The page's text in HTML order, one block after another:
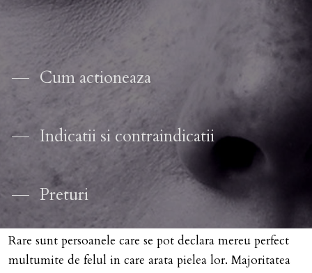
Cum actioneaza
Indicatii si contraindicatii
Preturi
Rare sunt persoanele care se pot declara mereu perfect
multumite de felul in care arata pielea lor. Majoritatea